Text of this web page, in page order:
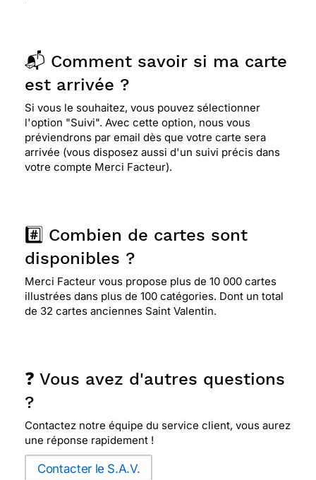
📬 Comment savoir si ma carte
est arrivée ?
Si vous le souhaitez, vous pouvez sélectionner
l'option "Suivi". Avec cette option, nous vous
préviendrons par email dès que votre carte sera
arrivée (vous disposez aussi d'un suivi précis dans
votre compte Merci Facteur).
#️⃣ Combien de cartes sont
disponibles ?
Merci Facteur vous propose plus de 10 000 cartes
illustrées dans plus de 100 catégories. Dont un total
de 32 cartes anciennes Saint Valentin.
❓ Vous avez d'autres questions
?
Contactez notre équipe du service client, vous aurez
une réponse rapidement !
Contacter le S.A.V.